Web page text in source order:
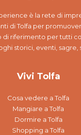
è la rete di
di Tolfa per
di riferimento per tutti
storici, eventi, sagre,
Vivi Tolfa
Cosa vedere a Tolfa
Mangiare a Tolfa
Dormire a Tolfa
Shopping a Tolfa